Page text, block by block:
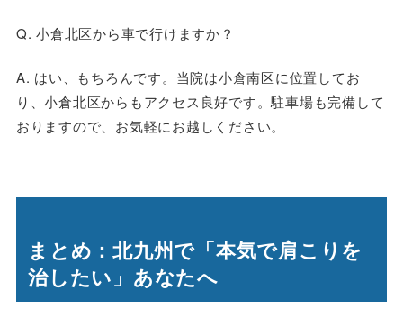
Q. 小倉北区から車で行けますか？
A. はい、もちろんです。当院は小倉南区に位置してお
り、小倉北区からもアクセス良好です。駐車場も完備して
おりますので、お気軽にお越しください。
まとめ：北九州で「本気で肩こりを
治したい」あなたへ